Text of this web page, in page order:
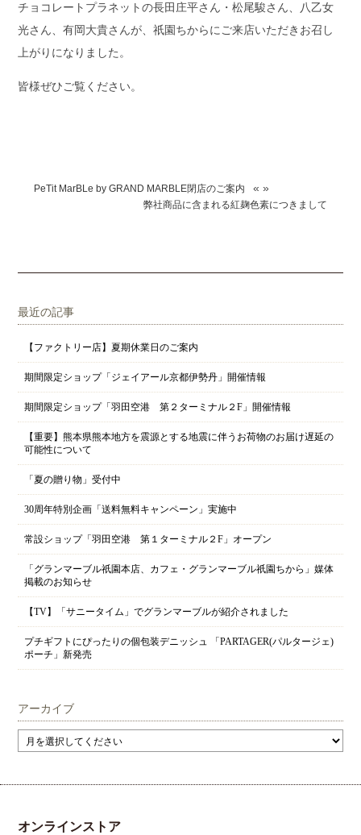
最近の記事
【ファクトリー店】夏期休業日のご案内
期間限定ショップ「ジェイアール京都伊勢丹」開催情報
期間限定ショップ「羽田空港 第２ターミナル２F」開催情報
【重要】熊本県熊本地方を震源とする地震に伴うお荷物のお届け遅延の
可能性について
「夏の贈り物」受付中
30周年特別企画「送料無料キャンペーン」実施中
常設ショップ「羽田空港 第１ターミナル２F」オープン
「グランマーブル祇園本店、カフェ・グランマーブル祇園ちから」媒体
掲載のお知らせ
【TV】「サニータイム」でグランマーブルが紹介されました
プチギフトにぴったりの個包装デニッシュ 「PARTAGER(パルタージェ)
ポーチ」新発売
アーカイブ
チョコレートプラネットの長田庄平さん・松尾駿さん、八乙女
光さん、有岡大貴さんが、祇園ちからにご来店いただきお召し
上がりになりました。
皆様ぜひご覧ください。
«
PeTit MarBLe by GRAND MARBLE閉店のご案内
弊社商品に含まれる紅麹色素につきまして
»
オンラインストア